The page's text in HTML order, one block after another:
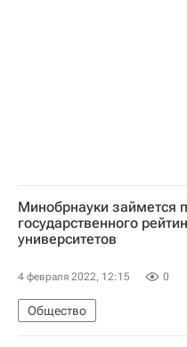
Минобрнауки займется
государственного
университетов
4 февраля 2022, 12:15 0
Общество